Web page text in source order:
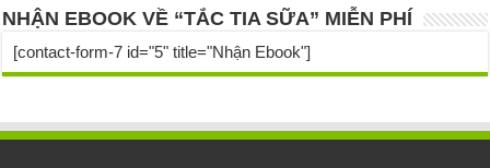
NHẬN EBOOK VỀ “TẮC TIA SỮA” MIỄN PHÍ
[contact-form-7 id="5" title="Nhận Ebook"]